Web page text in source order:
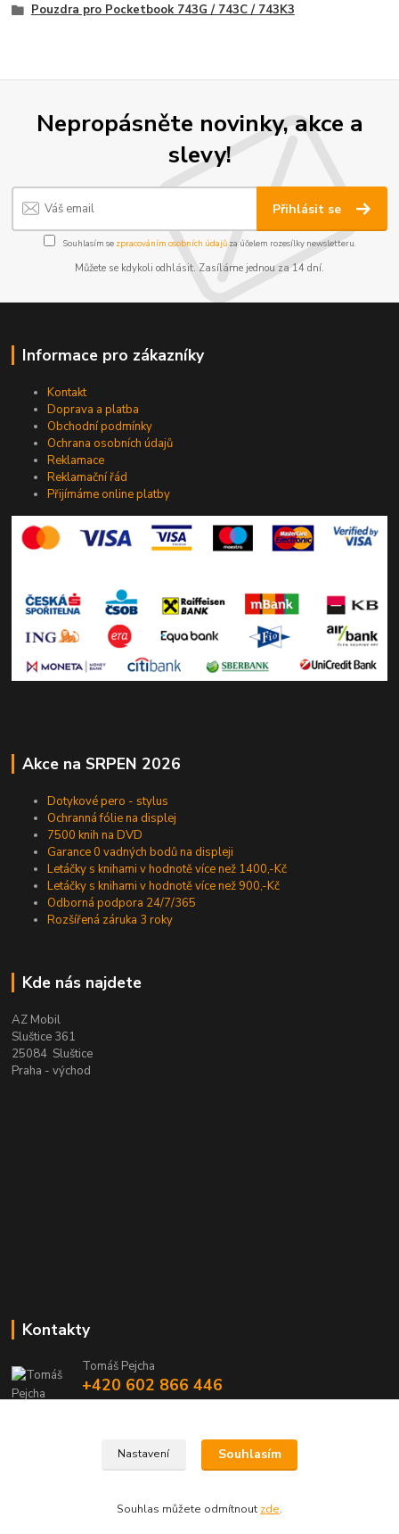
Pouzdra pro Pocketbook 743G / 743C / 743K3
Nepropásněte novinky, akce a
slevy!
Přihlásit se
Souhlasím se zpracováním osobních údajůza účelem rozesílky newsletteru.
Můžete se kdykoli odhlásit. Zasíláme jednou za 14 dní.
Informace pro zákazníky
Kontakt
Doprava a platba
Obchodní podmínky
Ochrana osobních údajů
Reklamace
Reklamační řád
Přijímáme online platby
Akce na SRPEN 2026
Dotykové pero - stylus
Ochranná fólie na displej
7500 knih na DVD
Garance 0 vadných bodů na displeji
Letáčky s knihami v hodnotě více než 1400,-Kč
Letáčky s knihami v hodnotě více než 900,-Kč
Odborná podpora 24/7/365
Rozšířená záruka 3 roky
Kde nás najdete
AZ Mobil
Sluštice 361
25084 Sluštice
Praha - východ
Kontakty
Tomáš Pejcha
+420 602 866 446
(Po-Ne, 8-20 hod.)
Nastavení Souhlasím
Souhlas můžete odmítnout zde.